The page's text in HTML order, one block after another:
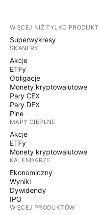
WIĘCEJ NIŻ TYLKO PRODUKT
Superwykresy
SKANERY
Akcje
ETFy
Obligacje
Monety kryptowalutowe
Pary CEX
Pary DEX
Pine
MAPY CIEPLNE
Akcje
ETFy
Monety kryptowalutowe
KALENDARZE
Ekonomiczny
Wyniki
Dywidendy
IPO
WIĘCEJ PRODUKTÓW